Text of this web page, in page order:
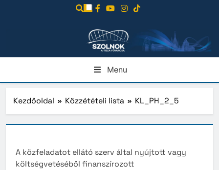
Menu
Kezdőoldal Közzétételi lista KL_PH_2_5
A közfeladatot ellátó szerv által nyújtott vagy
költségvetéséből finanszírozott